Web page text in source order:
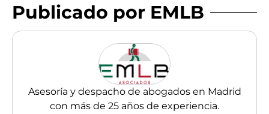
Publicado por EMLB
Asesoría y despacho de abogados en Madrid
con más de 25 años de experiencia.